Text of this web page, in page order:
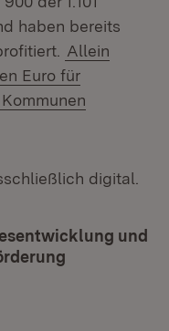
haben bereits
Allein
Euro für
digital.
und